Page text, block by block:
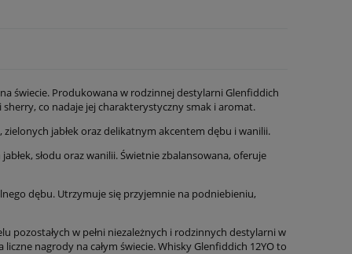
świecie. Produkowana w rodzinnej destylarni Glenfiddich
co nadaje jej charakterystyczny smak i aromat.
jabłek oraz delikatnym akcentem dębu i wanilii.
słodu oraz wanilii. Świetnie zbalansowana, oferuje
dębu. Utrzymuje się przyjemnie na podniebieniu,
pozostałych w pełni niezależnych i rodzinnych destylarni w
nagrody na całym świecie. Whisky Glenfiddich 12YO to